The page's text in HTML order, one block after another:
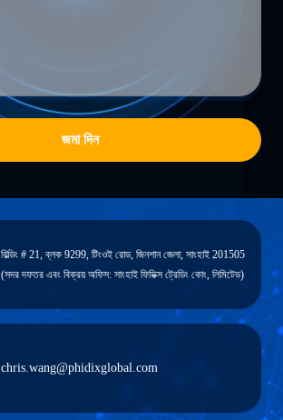
জমা দিন
বিল্ডিং # 21, ব্লক 9299, টিংওই রোড, জিনশান জেলা, সাংহাই 201505
(সদর দফতর এবং বিক্রয় অফিস: সাংহাই ফিডিক্স ট্রেডিং কোং, লিমিটেড)
chris.wang@phidixglobal.com